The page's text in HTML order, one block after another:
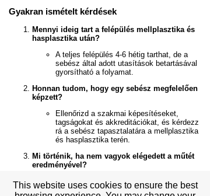
Gyakran ismételt kérdések
Mennyi ideig tart a felépülés mellplasztika és
hasplasztika után?
A teljes felépülés 4-6 hétig tarthat, de a
sebész által adott utasítások betartásával
gyorsítható a folyamat.
Honnan tudom, hogy egy sebész megfelelően
képzett?
Ellenőrizd a szakmai képesítéseket,
tagságokat és akkreditációkat, és kérdezz
rá a sebész tapasztalatára a mellplasztika
és hasplasztika terén.
Mi történik, ha nem vagyok elégedett a műtét
eredményével?
Az elégedetlenség esetén érdemes
konzultálni a sebésszel, hiszen a legtöbb
This website uses cookies to ensure the best